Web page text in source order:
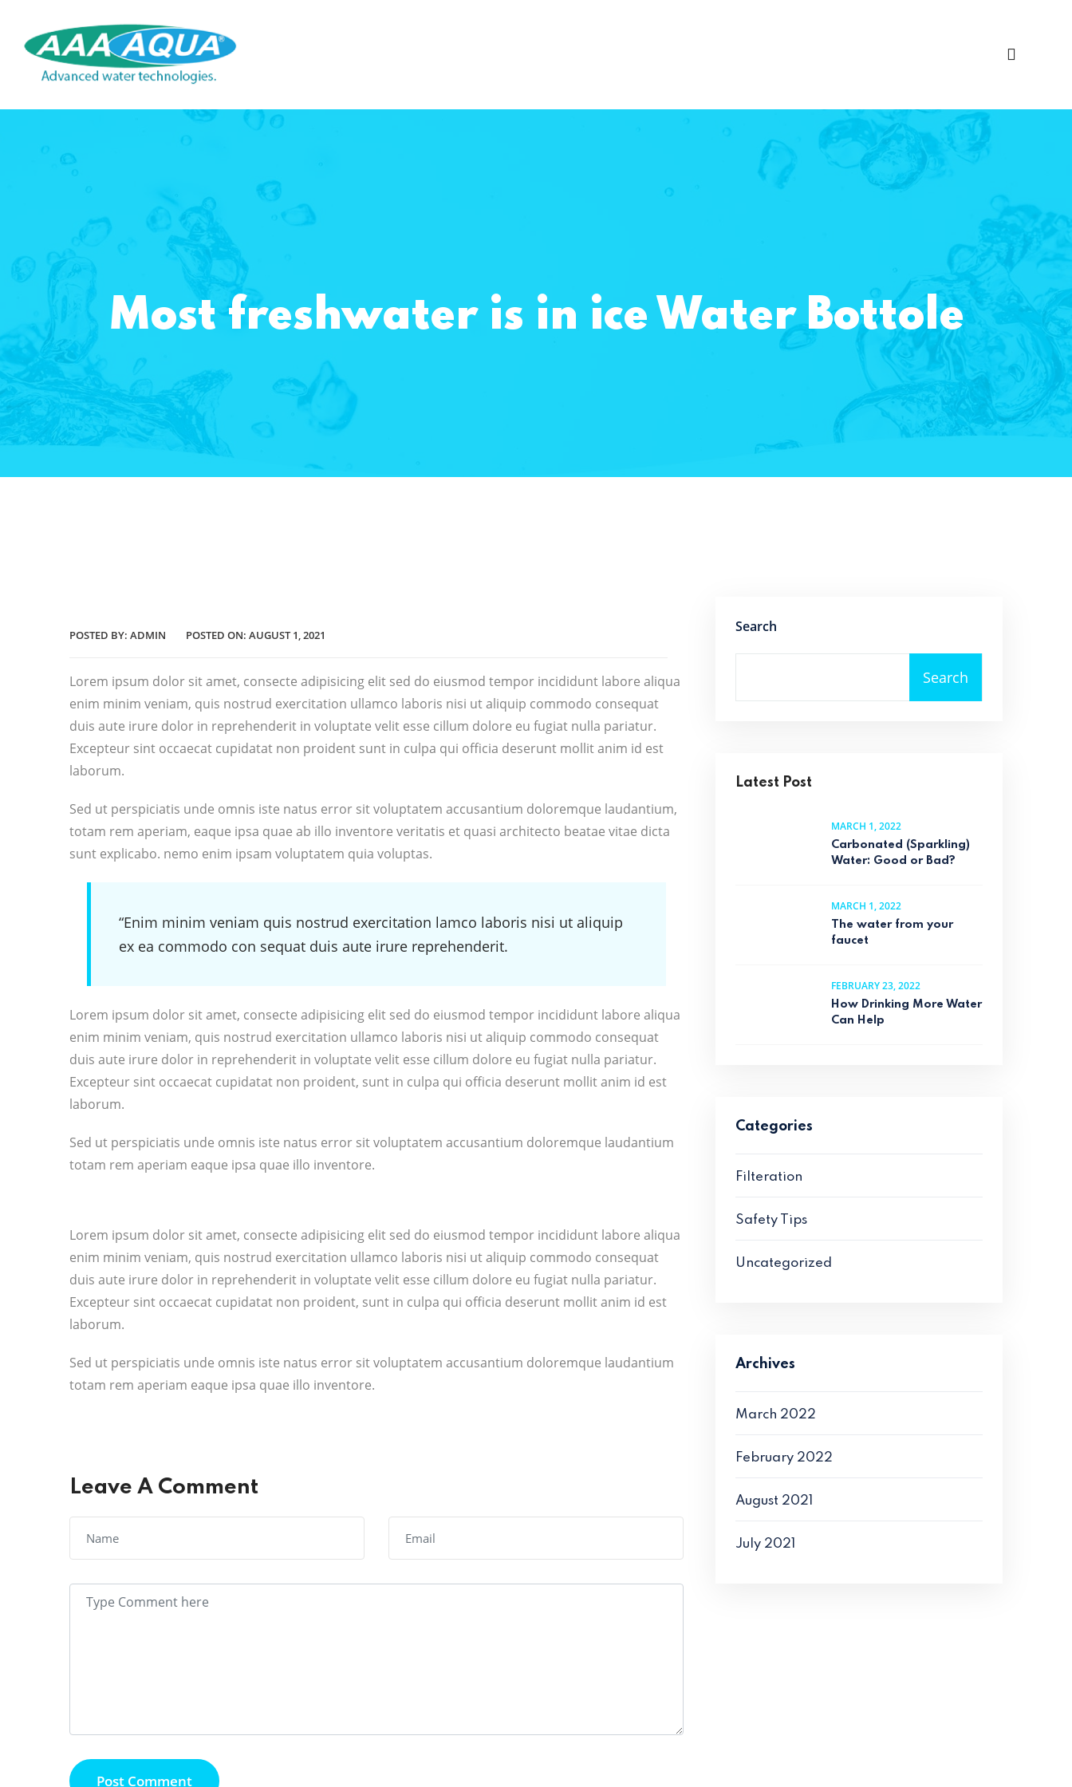
Most freshwater is in ice Water Bottole
POSTED BY: ADMIN POSTED ON: AUGUST 1, 2021
Lorem ipsum dolor sit amet, consecte adipisicing elit sed do eiusmod tempor incididunt labore aliqua
enim minim veniam, quis nostrud exercitation ullamco laboris nisi ut aliquip commodo consequat
duis aute irure dolor in reprehenderit in voluptate velit esse cillum dolore eu fugiat nulla pariatur.
Excepteur sint occaecat cupidatat non proident sunt in culpa qui officia deserunt mollit anim id est
laborum.
Sed ut perspiciatis unde omnis iste natus error sit voluptatem accusantium doloremque laudantium,
totam rem aperiam, eaque ipsa quae ab illo inventore veritatis et quasi architecto beatae vitae dicta
sunt explicabo. nemo enim ipsam voluptatem quia voluptas.
“Enim minim veniam quis nostrud exercitation lamco laboris nisi ut aliquip
ex ea commodo con sequat duis aute irure reprehenderit.
Lorem ipsum dolor sit amet, consecte adipisicing elit sed do eiusmod tempor incididunt labore aliqua
enim minim veniam, quis nostrud exercitation ullamco laboris nisi ut aliquip commodo consequat
duis aute irure dolor in reprehenderit in voluptate velit esse cillum dolore eu fugiat nulla pariatur.
Excepteur sint occaecat cupidatat non proident, sunt in culpa qui officia deserunt mollit anim id est
laborum.
Sed ut perspiciatis unde omnis iste natus error sit voluptatem accusantium doloremque laudantium
totam rem aperiam eaque ipsa quae illo inventore.
Lorem ipsum dolor sit amet, consecte adipisicing elit sed do eiusmod tempor incididunt labore aliqua
enim minim veniam, quis nostrud exercitation ullamco laboris nisi ut aliquip commodo consequat
duis aute irure dolor in reprehenderit in voluptate velit esse cillum dolore eu fugiat nulla pariatur.
Excepteur sint occaecat cupidatat non proident, sunt in culpa qui officia deserunt mollit anim id est
laborum.
Sed ut perspiciatis unde omnis iste natus error sit voluptatem accusantium doloremque laudantium
totam rem aperiam eaque ipsa quae illo inventore.
Leave A Comment
Post Comment
Search
Search
Latest Post
MARCH 1, 2022
Carbonated (Sparkling)
Water: Good or Bad?
MARCH 1, 2022
The water from your
faucet
FEBRUARY 23, 2022
How Drinking More Water
Can Help
Categories
Filteration
Safety Tips
Uncategorized
Archives
March 2022
February 2022
August 2021
July 2021